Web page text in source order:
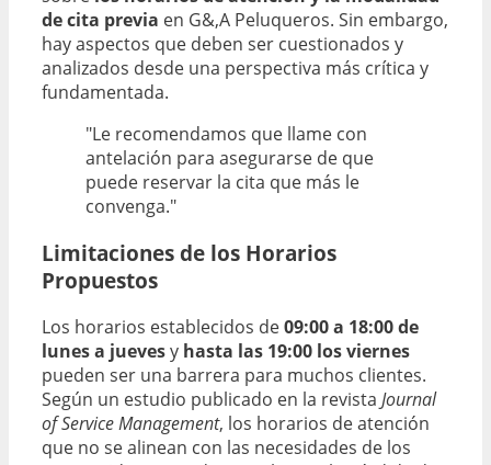
de cita previa en G&,A Peluqueros. Sin embargo,
hay aspectos que deben ser cuestionados y
analizados desde una perspectiva más crítica y
fundamentada.
"Le recomendamos que llame con
antelación para asegurarse de que
puede reservar la cita que más le
convenga."
Limitaciones de los Horarios
Propuestos
Los horarios establecidos de09:00 a 18:00 de
lunes a juevesy hasta las 19:00 los viernes
pueden ser una barrera para muchos clientes.
Según un estudio publicado en la revista Journal
of Service Management, los horarios de atención
que no se alinean con las necesidades de los